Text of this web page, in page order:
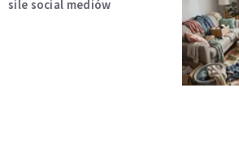
sile social mediów